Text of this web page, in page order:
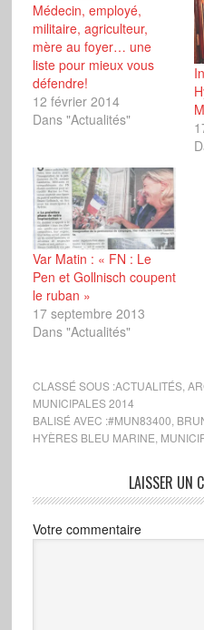
Médecin, employé,
militaire, agriculteur,
mère au foyer… une
liste pour mieux vous
défendre!
12 février 2014
Dans "Actualités"
Var Matin : « FN : Le
Pen et Gollnisch coupent
le ruban »
17 septembre 2013
Dans "Actualités"
CLASSÉ SOUS :ACTUALITÉS,
MUNICIPALES 2014
BALISÉ AVEC :#MUN83400
HYÈRES BLEU MARINE
LAISSER UN
Votre commentaire